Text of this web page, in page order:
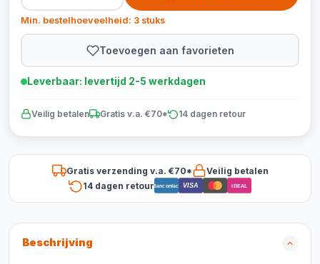
Min. bestelhoeveelheid: 3 stuks
Toevoegen aan favorieten
Leverbaar: levertijd 2-5 werkdagen
Veilig betalen Gratis v.a. €70* 14 dagen retour
Gratis verzending v.a. €70*
Veilig betalen
14 dagen retourBancontact VISA iDEAL
Beschrijving